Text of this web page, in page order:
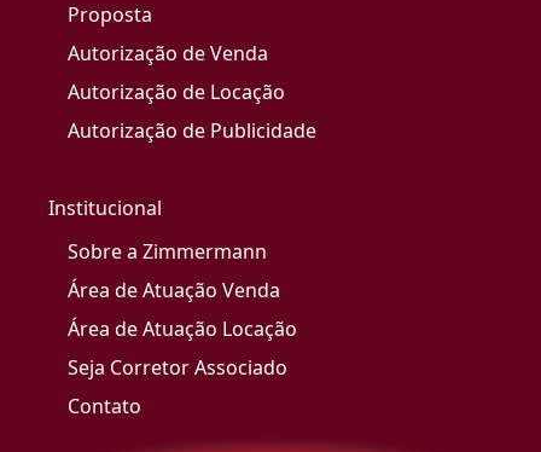
Proposta
Autorização de Venda
Autorização de Locação
Autorização de Publicidade
Institucional
Sobre a Zimmermann
Área de Atuação Venda
Área de Atuação Locação
Seja Corretor Associado
Contato